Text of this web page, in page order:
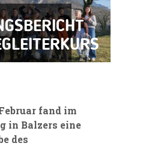
fand im
in Balzers eine
des